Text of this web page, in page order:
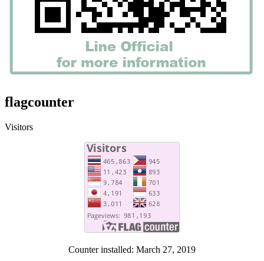
flagcounter
Visitors
Counter installed: March 27, 2019